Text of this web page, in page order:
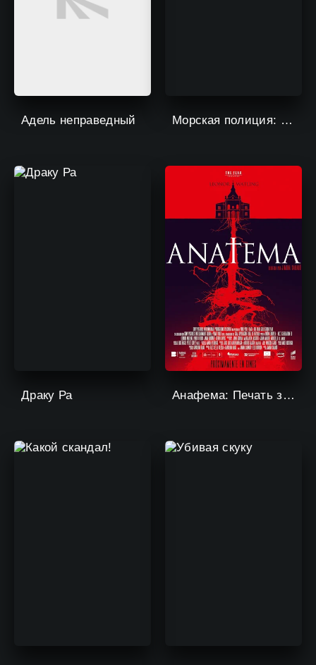
Адель неправедный Морская полиция: Начало
Драку Ра Анафема: Печать зла